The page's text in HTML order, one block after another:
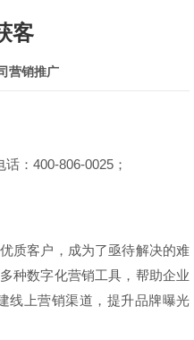
客
营销推广
：400-806-0025；
质客户，成为了亟待解决的难
种数字化营销工具，帮助企业
线上营销渠道，提升品牌曝光